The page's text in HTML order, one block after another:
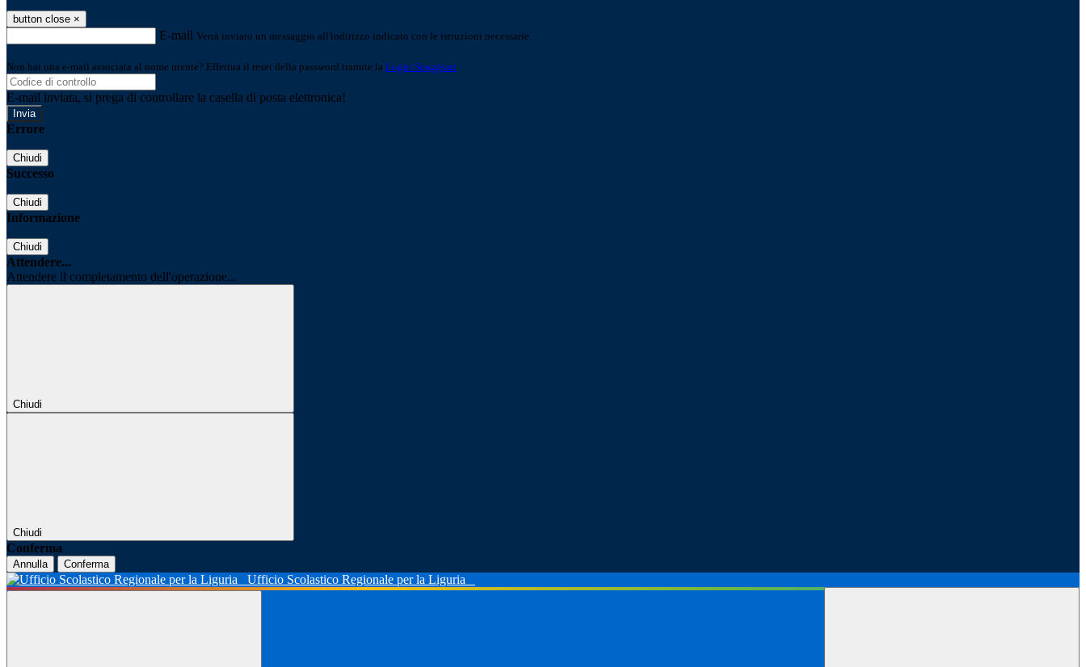
button close ×
E-mail Verrà inviato un messaggio all'indirizzo indicato con le istruzioni necessarie.
Non hai una e-mail associata al nome utente? Effettua il reset della password tramite la Login Spaggiari
E-mail inviata, si prega di controllare la casella di posta elettronica!
Errore
Chiudi
Successo
Chiudi
Informazione
Chiudi
Attendere...
Attendere il completamento dell'operazione...
Chiudi
Chiudi
Conferma
Annulla Conferma
Ufficio Scolastico Regionale per la Liguria